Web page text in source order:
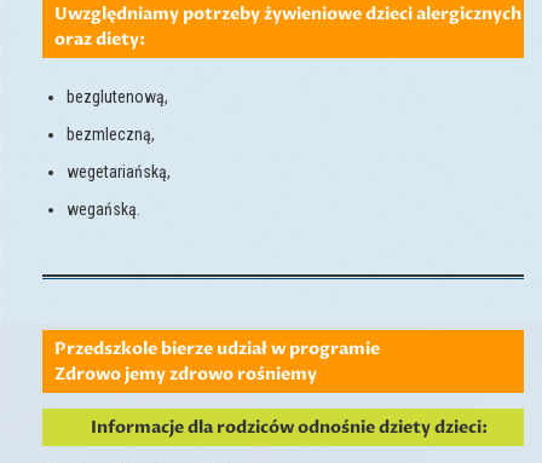
Uwzględniamy potrzeby żywieniowe dzieci alergicznych
oraz diety:
bezglutenową,
bezmleczną,
wegetariańską,
wegańską.
Przedszkole bierze udział w programie
Zdrowo jemy zdrowo rośniemy
Informacje dla rodziców odnośnie dziety dzieci: